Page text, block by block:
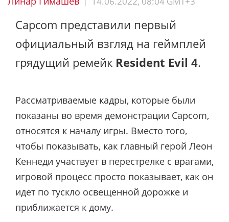
Capcom представили первый
официальный взгляд на геймплей
грядущий ремейк Resident Evil 4.
Рассматриваемые кадры, которые были
показаны во время демонстрации Capcom,
относятся к началу игры. Вместо того,
чтобы показывать, как главный герой Леон
Кеннеди участвует в перестрелке с врагами,
игровой процесс просто показывает, как он
идет по тускло освещенной дорожке и
приближается к дому.